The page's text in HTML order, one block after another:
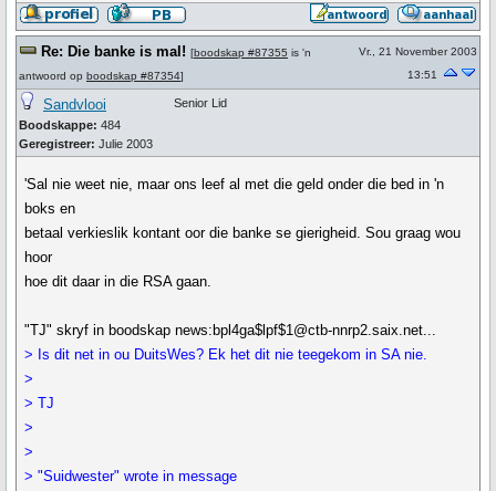
Re: Die banke is mal! [boodskap #87355 is 'n
antwoord op boodskap #87354]
Vr., 21 November 2003
13:51
Sandvlooi
Boodskappe: 484
Geregistreer: Julie 2003
Senior Lid
'Sal nie weet nie, maar ons leef al met die geld onder die bed in 'n
boks en
betaal verkieslik kontant oor die banke se gierigheid. Sou graag wou
hoor
hoe dit daar in die RSA gaan.
"TJ" skryf in boodskap news:bpl4ga$lpf$1@ctb-nnrp2.saix.net...
> Is dit net in ou DuitsWes? Ek het dit nie teegekom in SA nie.
>
> TJ
>
>
> "Suidwester" wrote in message